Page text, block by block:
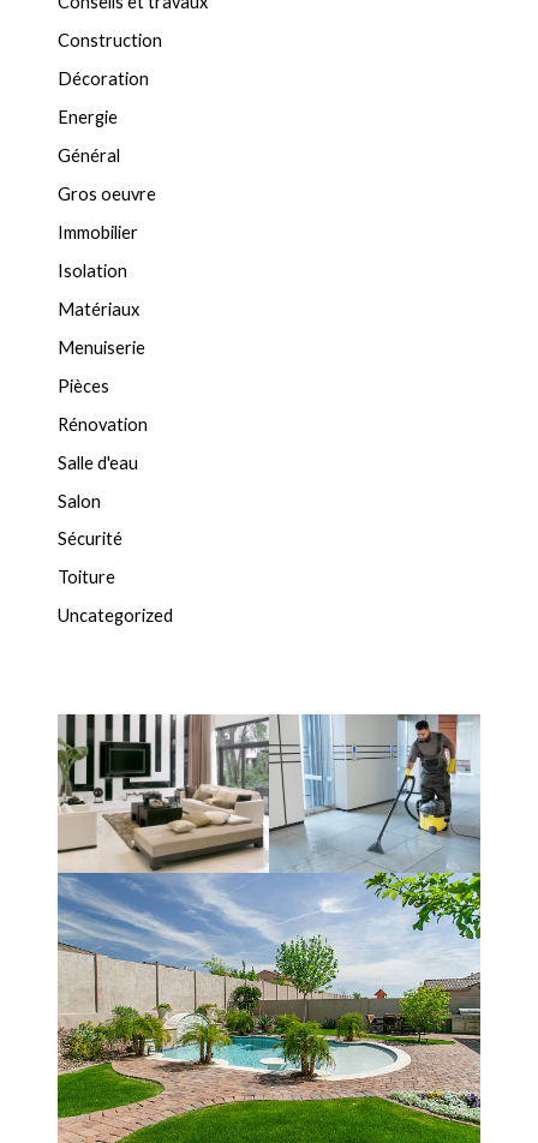
Construction
Décoration
Energie
Général
Gros oeuvre
Immobilier
Isolation
Matériaux
Menuiserie
Pièces
Rénovation
Salle d'eau
Salon
Sécurité
Toiture
Uncategorized